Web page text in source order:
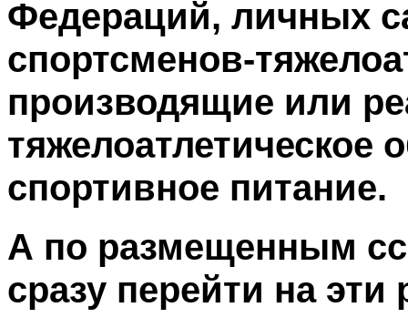
Федераций, личных
спортсменов-
производящие или
тяжелоатлетическое
спортивное питание.
А по размещенным
сразу перейти на эти